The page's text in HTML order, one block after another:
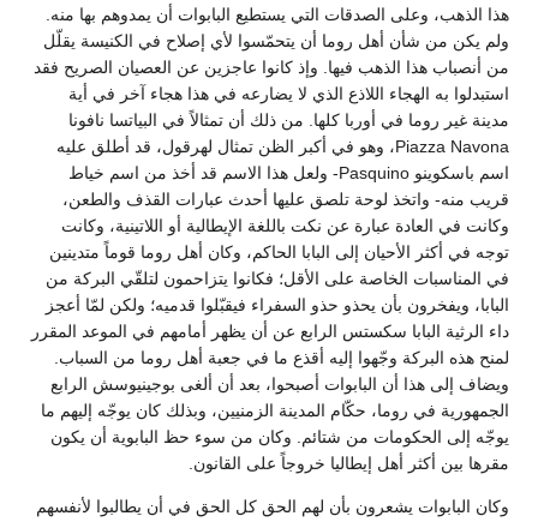
هذا الذهب، وعلى الصدقات التي يستطيع البابوات أن يمدوهم بها منه.
ولم يكن من شأن أهل روما أن يتحمّسوا لأي إصلاح في الكنيسة يقلّل
من أنصباب هذا الذهب فيها. وإذ كانوا عاجزين عن العصيان الصريح فقد
استبدلوا به الهجاء اللاذع الذي لا يضارعه في هذا هجاء آخر في أية
مدينة غير روما في أوربا كلها. من ذلك أن تمثالاً في البياتسا نافونا
Piazza Navona، وهو في أكبر الظن تمثال لهرقول، قد أطلق عليه
اسم باسكوينو Pasquino- ولعل هذا الاسم قد أخذ من اسم خياط
قريب منه- واتخذ لوحة تلصق عليها أحدث عبارات القذف والطعن،
وكانت في العادة عبارة عن نكت باللغة الإيطالية أو اللاتينية، وكانت
توجه في أكثر الأحيان إلى البابا الحاكم، وكان أهل روما قوماً متدينين
في المناسبات الخاصة على الأقل؛ فكانوا يتزاحمون لتلقّي البركة من
البابا، ويفخرون بأن يحذو حذو السفراء فيقبّلوا قدميه؛ ولكن لمّا أعجز
داء الرثية البابا سكستس الرابع عن أن يظهر أمامهم في الموعد المقرر
لمنح هذه البركة وجّهوا إليه أقذع ما في جعبة أهل روما من السباب.
ويضاف إلى هذا أن البابوات أصبحوا، بعد أن ألغى بوجينيوسش الرابع
الجمهورية في روما، حكّام المدينة الزمنيين، وبذلك كان يوجّه إليهم ما
يوجّه إلى الحكومات من شتائم. وكان من سوء حظ البابوية أن يكون
مقرها بين أكثر أهل إيطاليا خروجاً على القانون.
وكان البابوات يشعرون بأن لهم الحق كل الحق في أن يطالبوا لأنفسهم